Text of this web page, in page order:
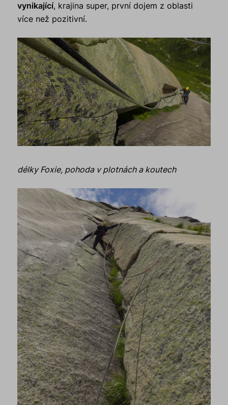
vynikající, krajina super, první dojem z oblasti
více než pozitivní.
délky Foxie, pohoda v plotnách a koutech